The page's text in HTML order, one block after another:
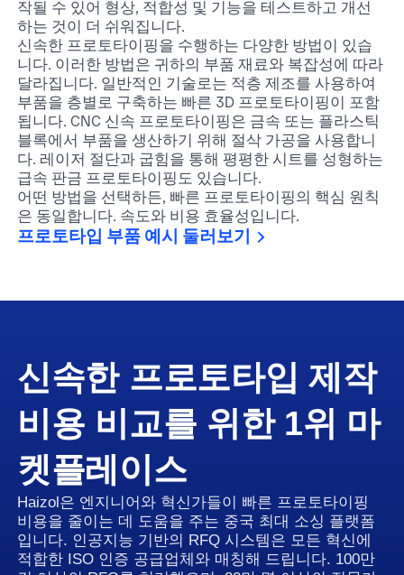
작될 수 있어 형상, 적합성 및 기능을 테스트하고 개선
하는 것이 더 쉬워집니다.
신속한 프로토타이핑을 수행하는 다양한 방법이 있습
니다. 이러한 방법은 귀하의 부품 재료와 복잡성에 따라
달라집니다. 일반적인 기술로는 적층 제조를 사용하여
부품을 층별로 구축하는 빠른 3D 프로토타이핑이 포함
됩니다. CNC 신속 프로토타이핑은 금속 또는 플라스틱
블록에서 부품을 생산하기 위해 절삭 가공을 사용합니
다. 레이저 절단과 굽힘을 통해 평평한 시트를 성형하는
급속 판금 프로토타이핑도 있습니다.
어떤 방법을 선택하든, 빠른 프로토타이핑의 핵심 원칙
은 동일합니다. 속도와 비용 효율성입니다.
프로토타입 부품 예시 둘러보기
신속한 프로토타입 제작
비용 비교를 위한 1위 마
켓플레이스
Haizol은 엔지니어와 혁신가들이 빠른 프로토타이핑
비용을 줄이는 데 도움을 주는 중국 최대 소싱 플랫폼
입니다. 인공지능 기반의 RFQ 시스템은 모든 혁신에
적합한 ISO 인증 공급업체와 매칭해 드립니다. 100만